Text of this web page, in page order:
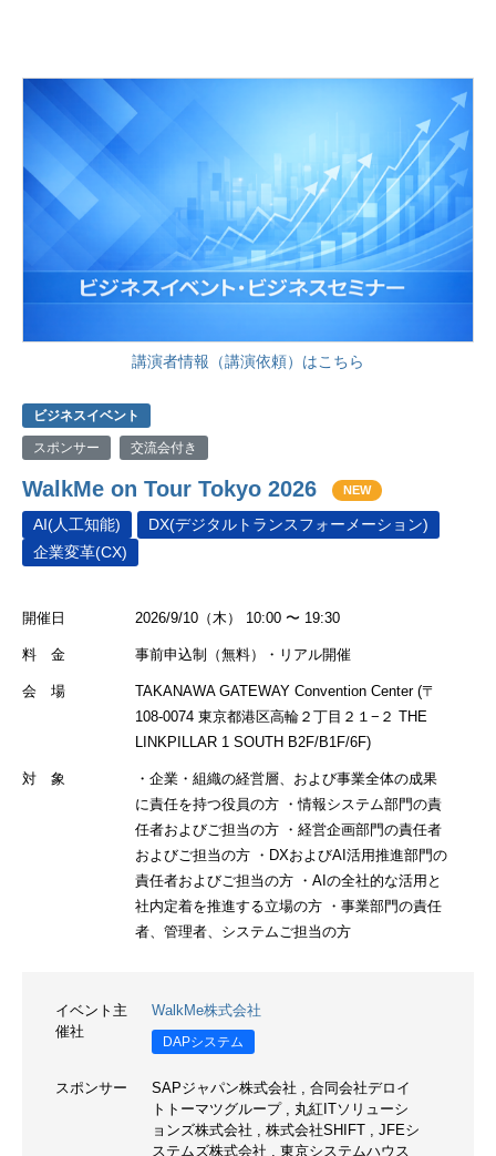
講演者情報（講演依頼）はこちら
ビジネスイベント
スポンサー 交流会付き
WalkMe on Tour Tokyo 2026 NEW
AI(人工知能)
DX(デジタルトランスフォーメーション)
企業変革(CX)
開催日 2026/9/10（木） 10:00 〜 19:30
料 金 事前申込制（無料）・リアル開催
会 場
TAKANAWA GATEWAY Convention Center (〒
108-0074 東京都港区高輪２丁目２１−２ THE
LINKPILLAR 1 SOUTH B2F/B1F/6F)
対 象
・企業・組織の経営層、および事業全体の成果
に責任を持つ役員の方 ・情報システム部門の責
任者およびご担当の方 ・経営企画部門の責任者
およびご担当の方 ・DXおよびAI活用推進部門の
責任者およびご担当の方 ・AIの全社的な活用と
社内定着を推進する立場の方 ・事業部門の責任
者、管理者、システムご担当の方
イベント主
催社
WalkMe株式会社
DAPシステム
スポンサー SAPジャパン株式会社 , 合同会社デロイ
トトーマツグループ, 丸紅ITソリューシ
ョンズ株式会社 , 株式会社SHIFT , JFEシ
ステムズ株式会社 , 東京システムハウス